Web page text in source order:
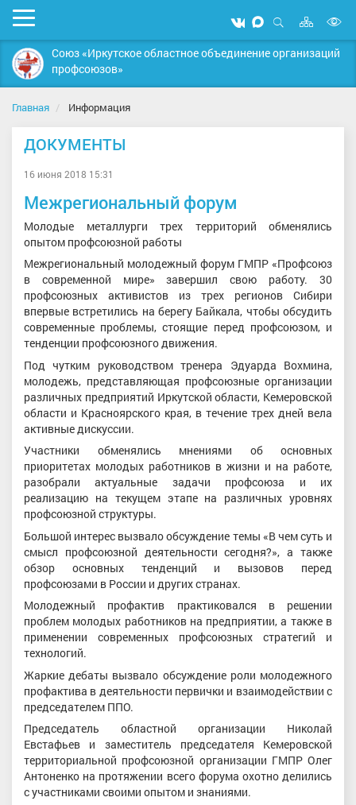
Мобильное
меню
Мы
вконтакте
Мы
в
MAX
Открыть
поиск
Карта
сайта
Союз «Иркутское областное объединение организаций
профсоюзов»
Главная Информация
ДОКУМЕНТЫ
16 июня 2018 15:31
Межрегиональный форум
Молодые металлурги трех территорий обменялись
опытом профсоюзной работы
Межрегиональный молодежный форум ГМПР «Профсоюз
в современной мире» завершил свою работу. 30
профсоюзных активистов из трех регионов Сибири
впервые встретились на берегу Байкала, чтобы обсудить
современные проблемы, стоящие перед профсоюзом, и
тенденции профсоюзного движения.
Под чутким руководством тренера Эдуарда Вохмина,
молодежь, представляющая профсоюзные организации
различных предприятий Иркутской области, Кемеровской
области и Красноярского края, в течение трех дней вела
активные дискуссии.
Участники обменялись мнениями об основных
приоритетах молодых работников в жизни и на работе,
разобрали актуальные задачи профсоюза и их
реализацию на текущем этапе на различных уровнях
профсоюзной структуры.
Большой интерес вызвало обсуждение темы «В чем суть и
смысл профсоюзной деятельности сегодня?», а также
обзор основных тенденций и вызовов перед
профсоюзами в России и других странах.
Молодежный профактив практиковался в решении
проблем молодых работников на предприятии, а также в
применении современных профсоюзных стратегий и
технологий.
Жаркие дебаты вызвало обсуждение роли молодежного
профактива в деятельности первички и взаимодействии с
председателем ППО.
Председатель областной организации Николай
Евстафьев и заместитель председателя Кемеровской
территориальной профсоюзной организации ГМПР Олег
Антоненко на протяжении всего форума охотно делились
с участниками своими опытом и знаниями.